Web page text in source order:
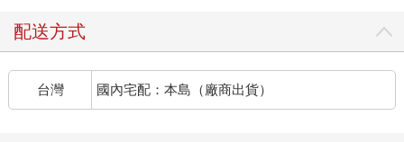
配送方式
台灣 國內宅配：本島（廠商出貨）